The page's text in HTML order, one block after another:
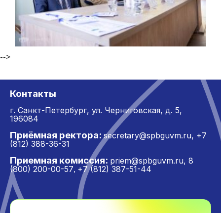
-->
Контакты
г. Санкт-Петербург, ул. Черниговская, д. 5,
196084
Приёмная ректора: secretary@spbguvm.ru, +7
(812) 388-36-31
Приемная комиссия: priem@spbguvm.ru, 8
(800) 200-00-57, +7 (812) 387-51-44